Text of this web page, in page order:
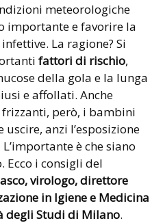
meteorologiche
importante e favorire la
La ragione? Si
fattori di rischio,
della gola e la lunga
e affollati. Anche
però, i bambini
anzi l’esposizione
è che siano
Ecco i consigli del
virologo, direttore
in Igiene e Medicina
degli Studi di Milano.